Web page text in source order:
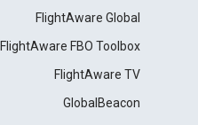
FlightAware Global
FlightAware FBO Toolbox
FlightAware TV
GlobalBeacon